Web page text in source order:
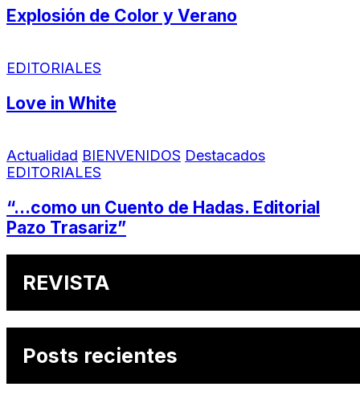
Explosión de Color y Verano
EDITORIALES
Love in White
Actualidad BIENVENIDOS Destacados
EDITORIALES
“…como un Cuento de Hadas. Editorial
Pazo Trasariz”
REVISTA
Posts recientes